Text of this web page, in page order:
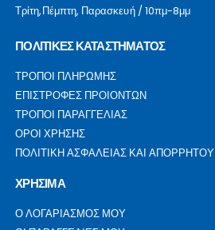
Τρίτη,Πέμπτη, Παρασκευή / 10πμ-8μμ
ΠΟΛΙΤΙΚΕΣ ΚΑΤΑΣΤΗΜΑΤΟΣ
ΤΡΟΠΟΙ ΠΛΗΡΩΜΗΣ
ΕΠΙΣΤΡΟΦΕΣ ΠΡΟΙΟΝΤΩΝ
ΤΡΟΠΟΙ ΠΑΡΑΓΓΕΛΙΑΣ
ΟΡΟΙ ΧΡΗΣΗΣ
ΠΟΛΙΤΙΚΗ ΑΣΦΑΛΕΙΑΣ ΚΑΙ ΑΠΟΡΡΗΤΟΥ
ΧΡΗΣΙΜΑ
Ο ΛΟΓΑΡΙΑΣΜΟΣ ΜΟΥ